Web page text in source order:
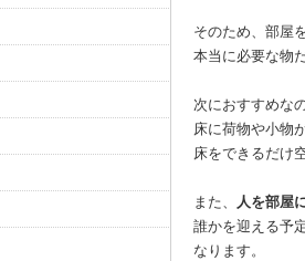
そのため、部屋
本当に必要な物
次におすすめなの
床に荷物や小物
床をできるだけ
また、 人を部屋
誰かを迎える予
なります。